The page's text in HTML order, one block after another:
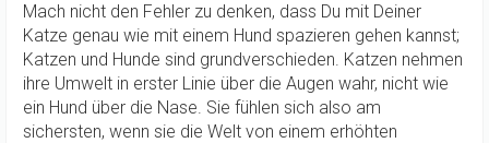
Mach nicht den Fehler zu denken, dass Du mit Deiner
Katze genau wie mit einem Hund spazieren gehen kannst;
Katzen und Hunde sind grundverschieden. Katzen nehmen
ihre Umwelt in erster Linie über die Augen wahr, nicht wie
ein Hund über die Nase. Sie fühlen sich also am
sichersten, wenn sie die Welt von einem erhöhten